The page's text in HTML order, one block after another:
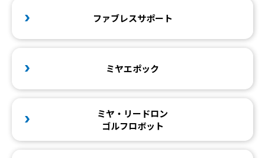
ファブレスサポート
ミヤエポック
ミヤ・リードロン
ゴルフロボット